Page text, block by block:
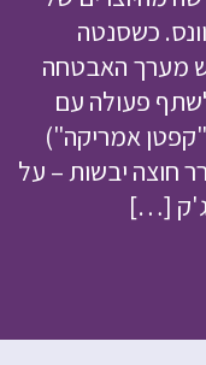
כשסנטה
מערך האבטחה
לשתף פעולה עם
אמריקה")
חוצה יבשות – על
ג'ק […]